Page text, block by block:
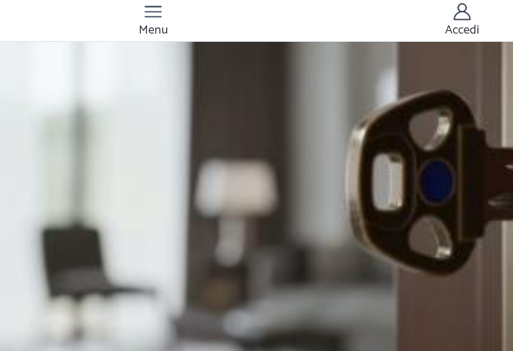
una porta a Novara?
Prezzi e tariffe 2026
Il costo medio per riparare una porta va da
Vuoi sapere il prezzo preciso per riparare una porta?
Ottieni preventivi gratuiti.
È completamente gratuito
Menu Accedi